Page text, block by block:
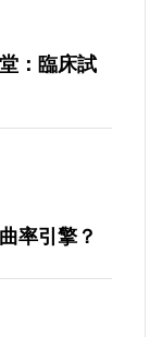
：臨床試
率引擎？